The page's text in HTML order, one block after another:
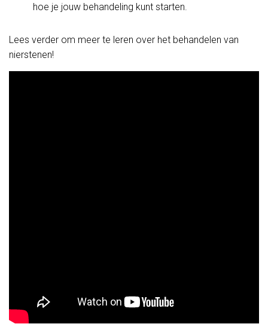
hoe je jouw behandeling kunt starten.
Lees verder om meer te leren over het behandelen van
nierstenen!